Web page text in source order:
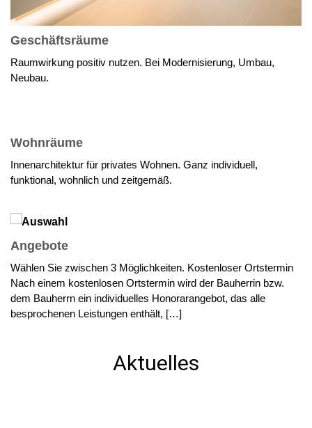
Geschäftsräume
Raumwirkung positiv nutzen. Bei Modernisierung, Umbau,
Neubau.
Wohnräume
Innenarchitektur für privates Wohnen. Ganz individuell,
funktional, wohnlich und zeitgemäß.
Angebote
Wählen Sie zwischen 3 Möglichkeiten. Kostenloser Ortstermin
Nach einem kostenlosen Ortstermin wird der Bauherrin bzw.
dem Bauherrn ein individuelles Honorarangebot, das alle
besprochenen Leistungen enthält, […]
Aktuelles